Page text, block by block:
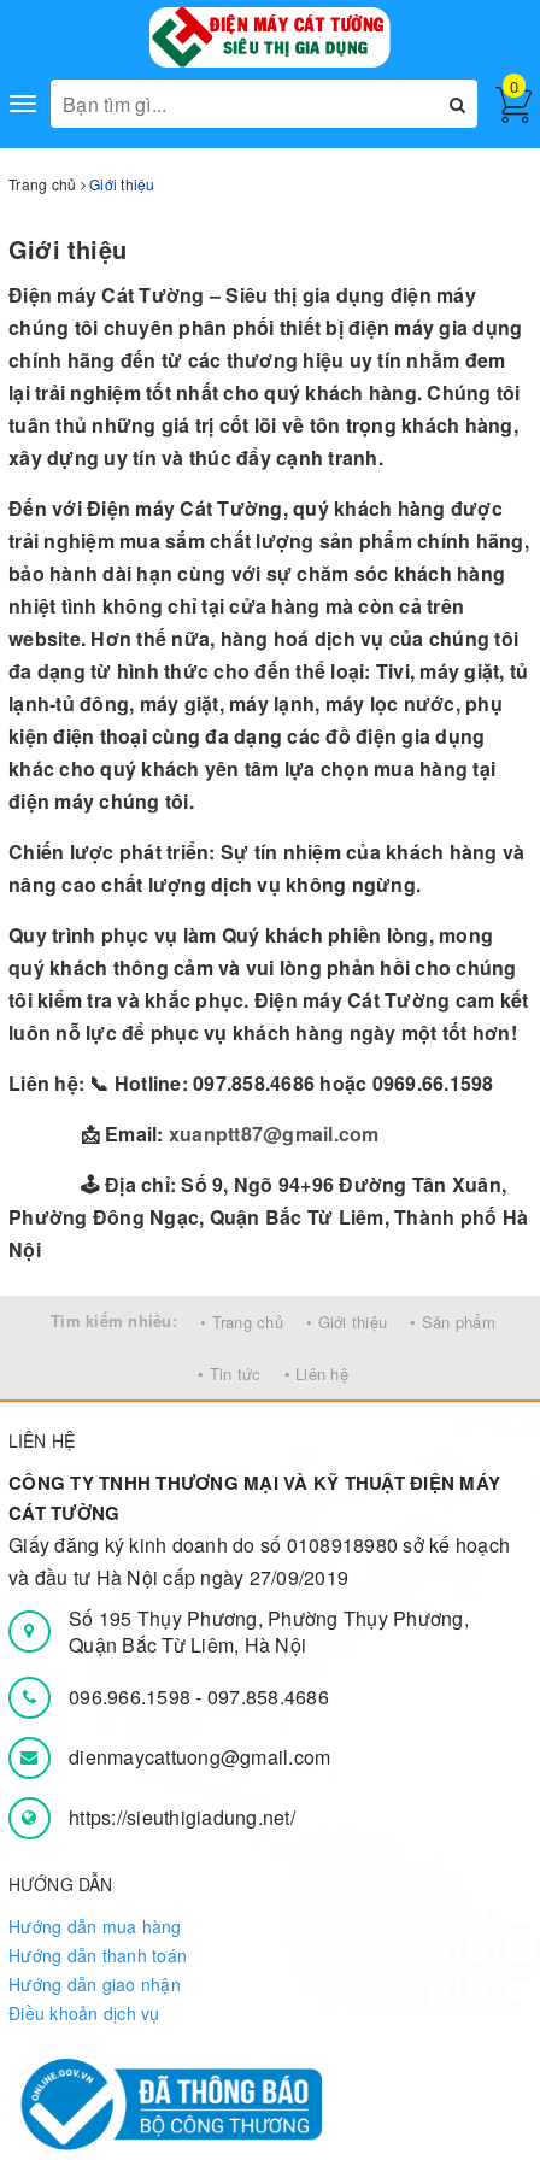
Toggle
navigation
0
Trang chủ Giới thiệu
Giới thiệu
Điện máy Cát Tường – Siêu thị gia dụng điện máy
chúng tôi chuyên phân phối thiết bị điện máy gia dụng
chính hãng đến từ các thương hiệu uy tín nhằm đem
lại trải nghiệm tốt nhất cho quý khách hàng. Chúng tôi
tuân thủ những giá trị cốt lõi về tôn trọng khách hàng,
xây dựng uy tín và thúc đẩy cạnh tranh.
Đến với Điện máy Cát Tường, quý khách hàng được
trải nghiệm mua sắm chất lượng sản phẩm chính hãng,
bảo hành dài hạn cùng với sự chăm sóc khách hàng
nhiệt tình không chỉ tại cửa hàng mà còn cả trên
website. Hơn thế nữa, hàng hoá dịch vụ của chúng tôi
đa dạng từ hình thức cho đến thể loại: Tivi, máy giặt, tủ
lạnh-tủ đông, máy giặt, máy lạnh, máy lọc nước, phụ
kiện điện thoại cùng đa dạng các đồ điện gia dụng
khác cho quý khách yên tâm lựa chọn mua hàng tại
điện máy chúng tôi.
Chiến lược phát triển: Sự tín nhiệm của khách hàng và
nâng cao chất lượng dịch vụ không ngừng.
Quy trình phục vụ làm Quý khách phiền lòng, mong
quý khách thông cảm và vui lòng phản hồi cho chúng
tôi kiểm tra và khắc phục. Điện máy Cát Tường cam kết
luôn nỗ lực để phục vụ khách hàng ngày một tốt hơn!
Liên hệ: 📞 Hotline: 097.858.4686 hoặc 0969.66.1598
📩 Email: xuanptt87@gmail.com
🕹 Địa chỉ: Số 9, Ngõ 94+96 Đường Tân Xuân,
Phường Đông Ngạc, Quận Bắc Từ Liêm, Thành phố Hà
Nội
Tìm kiếm nhiều: • Trang chủ • Giới thiệu • Sản phẩm
• Tin tức • Liên hệ
LIÊN HỆ
CÔNG TY TNHH THƯƠNG MẠI VÀ KỸ THUẬT ĐIỆN MÁY
CÁT TƯỜNG
Giấy đăng ký kinh doanh do số 0108918980 sở kế hoạch
và đầu tư Hà Nội cấp ngày 27/09/2019
Số 195 Thụy Phương, Phường Thụy Phương,
Quận Bắc Từ Liêm, Hà Nội
096.966.1598- 097.858.4686
dienmaycattuong@gmail.com
https://sieuthigiadung.net/
HƯỚNG DẪN
Hướng dẫn mua hàng
Hướng dẫn thanh toán
Hướng dẫn giao nhận
Điều khoản dịch vụ